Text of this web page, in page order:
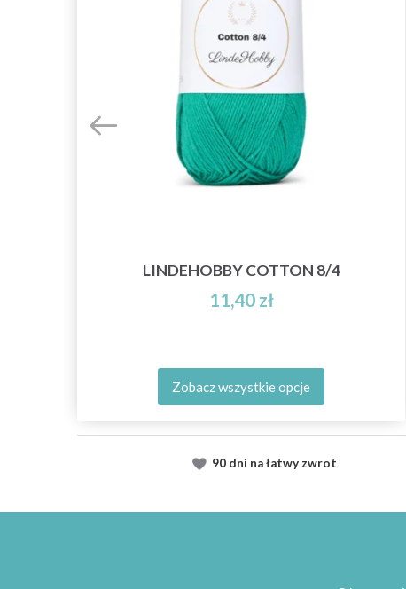
LINDEHOBBY COTTON 8/4
11,40 zł
Zobacz wszystkie opcje
90 dni na łatwy zwrot